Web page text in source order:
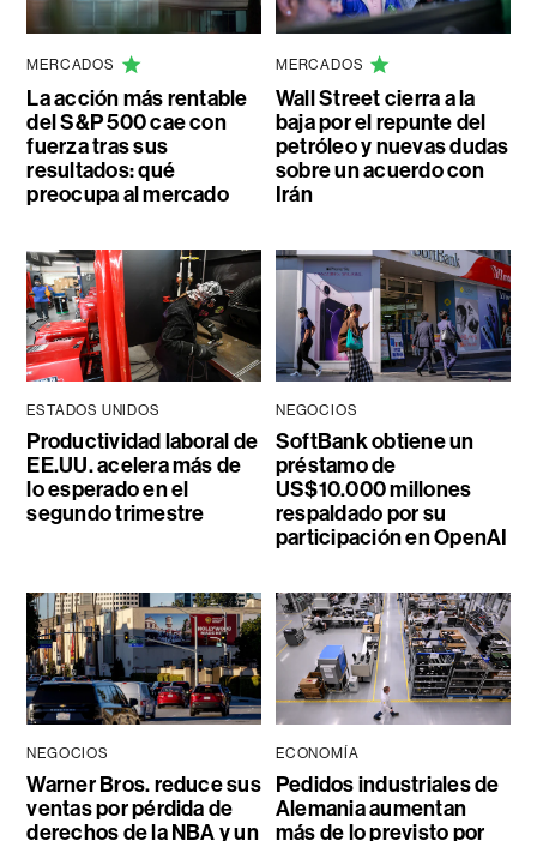
MERCADOS
La acción más rentable
del S&P 500 cae con
fuerza tras sus
resultados: qué
preocupa al mercado
MERCADOS
Wall Street cierra a la
baja por el repunte del
petróleo y nuevas dudas
sobre un acuerdo con
Irán
ESTADOS UNIDOS
Productividad laboral de
EE.UU. acelera más de
lo esperado en el
segundo trimestre
NEGOCIOS
SoftBank obtiene un
préstamo de
US$10.000 millones
respaldado por su
participación en OpenAI
NEGOCIOS
Warner Bros. reduce sus
ventas por pérdida de
derechos de la NBA y un
ECONOMÍA
Pedidos industriales de
Alemania aumentan
más de lo previsto por